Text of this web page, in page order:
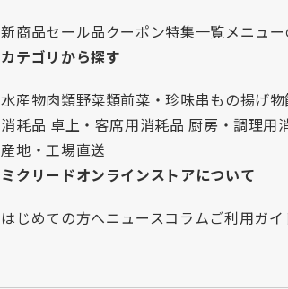
新商品セール品クーポン特集一覧メニュ
カテゴリから探す
水産物肉類野菜類前菜・珍味串もの揚げ物
消耗品 卓上・客席用消耗品 厨房・調理用
産地・工場直送
ミクリードオンラインストアについて
はじめての方へニュースコラムご利用ガイ